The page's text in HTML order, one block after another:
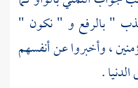
" بالرفع و " نكون "
، وأخبروا عن أنفسهم
.